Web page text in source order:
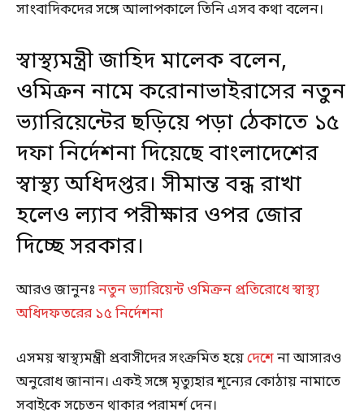
সাংবাদিকদের সঙ্গে আলাপকালে তিনি এসব কথা বলেন।
স্বাস্থ্যমন্ত্রী জাহিদ মালেক বলেন,
ওমিক্রন নামে করোনাভাইরাসের নতুন
ভ্যারিয়েন্টের ছড়িয়ে পড়া ঠেকাতে ১৫
দফা নির্দেশনা দিয়েছে বাংলাদেশের
স্বাস্থ্য অধিদপ্তর। সীমান্ত বন্ধ রাখা
হলেও ল্যাব পরীক্ষার ওপর জোর
দিচ্ছে সরকার।
আরও জানুনঃ নতুন ভ্যারিয়েন্ট ওমিক্রন প্রতিরোধে স্বাস্থ্য
অধিদফতরের ১৫ নির্দেশনা
এসময় স্বাস্থ্যমন্ত্রী প্রবাসীদের সংক্রমিত হয়েদেশেনা আসারও
অনুরোধ জানান। একই সঙ্গে মৃত্যুহার শূন্যের কোঠায় নামাতে
সবাইকে সচেতন থাকার পরামর্শ দেন।